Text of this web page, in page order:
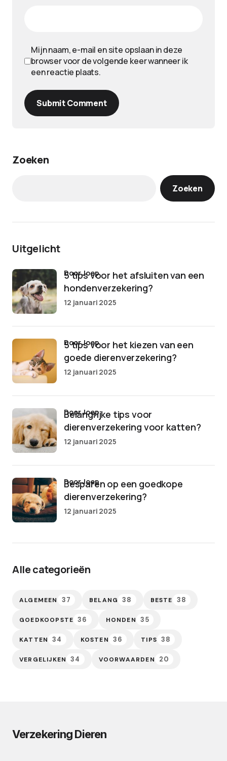
Mijn naam, e-mail en site opslaan in deze
browser voor de volgende keer wanneer ik
een reactie plaats.
Submit Comment
Zoeken
Zoeken
Uitgelicht
5 tips voor het afsluiten van een
hondenverzekering?
door Joep
12 januari 2025
5 tips voor het kiezen van een
goede dierenverzekering?
door Joep
12 januari 2025
Belangrijke tips voor
dierenverzekering voor katten?
door Joep
12 januari 2025
Besparen op een goedkope
dierenverzekering?
door Joep
12 januari 2025
Alle categorieën
ALGEMEEN 37 BELANG 38 BESTE 38
GOEDKOOPSTE 36 HONDEN 35
KATTEN 34 KOSTEN 36 TIPS 38
VERGELIJKEN 34 VOORWAARDEN 20
Verzekering Dieren